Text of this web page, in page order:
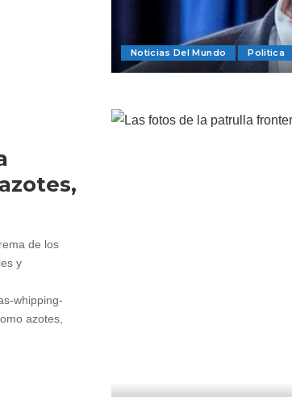
Noticias Del Mundo Politica
de los
y
whipping-
azotes,